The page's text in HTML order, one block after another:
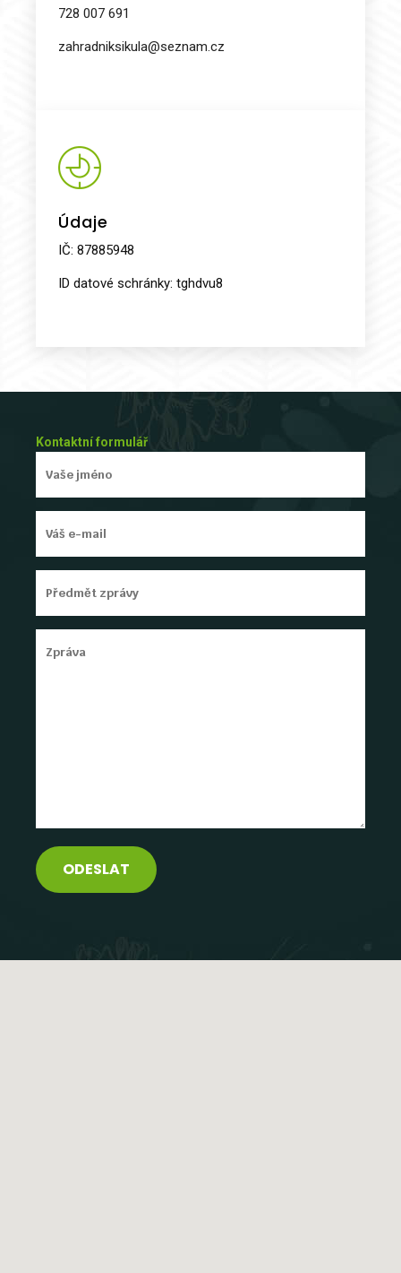
728 007 691
zahradniksikula@seznam.cz
Údaje
IČ: 87885948
ID datové schránky: tghdvu8
Kontaktní formulář